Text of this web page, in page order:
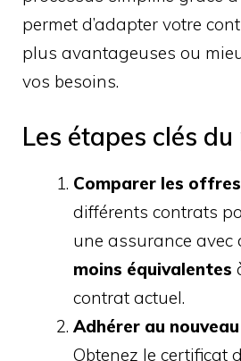
permet d’adapter votre
plus avantageuses ou
vos besoins.
Les étapes clés
Comparer les offres
différents contrats
une assurance avec
moins équivalentes
contrat actuel.
Adhérer au
Obtenez le certificat